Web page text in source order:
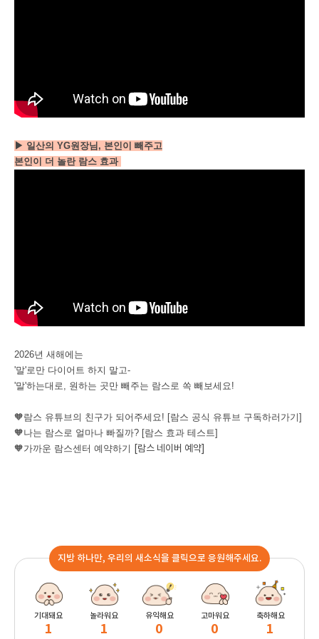
▶ 일산의 YG원장님, 본인이 빼주고
본인이 더 놀란 람스 효과
2026년 새해에는
'말'로만 다이어트 하지 말고-
'말'하는대로, 원하는 곳만 빼주는 람스로 쏙 빼보세요!
🧡람스 유튜브의 친구가 되어주세요! [람스 공식 유튜브 구독하러가기]
🧡나는 람스로 얼마나 빠질까? [람스 효과 테스트]
🧡가까운 람스센터 예약하기
[람스 네이버 예약]
지방 하나만, 우리의 새소식을 클릭으로 응원해주세요.
기대돼요
1
놀라워요
1
유익해요
0
고마워요
0
축하해요
1